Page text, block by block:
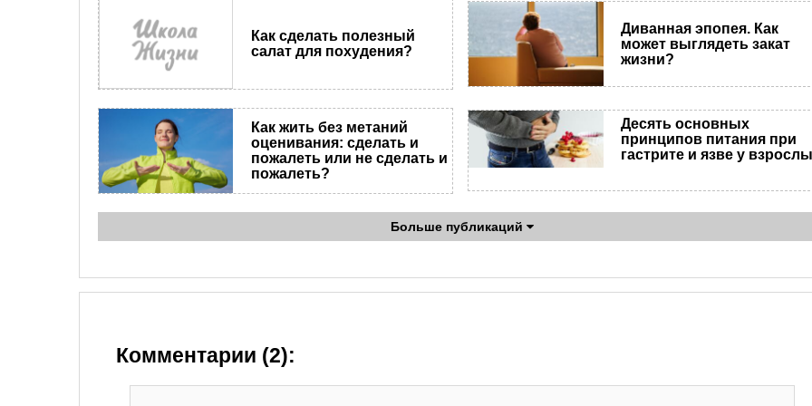
Как сделать полезный
салат для похудения?
Диванная эпопея. Как
может выглядеть закат
жизни?
Как жить без метаний
оценивания: сделать и
пожалеть или не сделать и
пожалеть?
Десять основных
принципов питания при
гастрите и язве у
Больше публикаций
Комментарии (2):